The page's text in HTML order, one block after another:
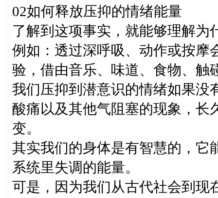
02如何释放压抑的情绪能量
了解到这项事实，就能够理解为
例如：透过深呼吸、动作或按摩
验，借由音乐、味道、食物、触
我们压抑到潜意识的情绪如果没
酸痛以及其他气阻塞的现象，长
变。
其实我们的身体是有智慧的，它
系统里失调的能量。
可是，因为我们从古代社会到现